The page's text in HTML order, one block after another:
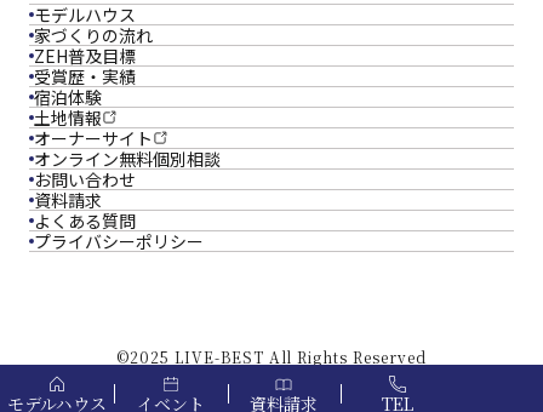
モデルハウス イベント 資料請求 TEL
モデルハウス
家づくりの流れ
ZEH普及目標
受賞歴・実績
宿泊体験
土地情報
オーナーサイト
オンライン無料個別相談
お問い合わせ
資料請求
よくある質問
プライバシーポリシー
©2025 LIVE-BEST All Rights Reserved